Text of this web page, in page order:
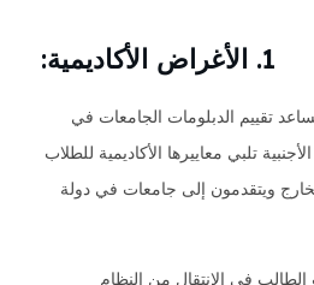
1. الأغراض الأكاديمية:
تقييم الدبلومات الجامعات في
تلبي معاييرها الأكاديمية للطلاب
ويتقدمون إلى جامعات في دولة
في الانتقال من النظام